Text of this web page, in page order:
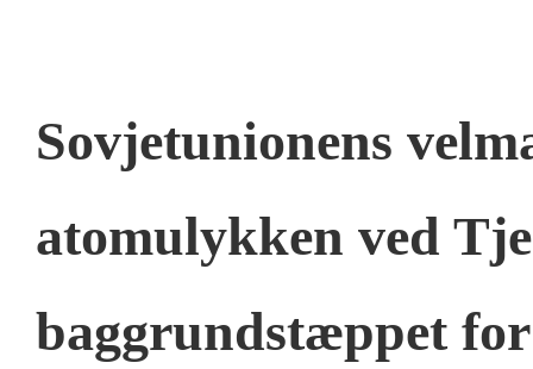
Sovjetunionens
atomulykken ved
baggrundstæppet